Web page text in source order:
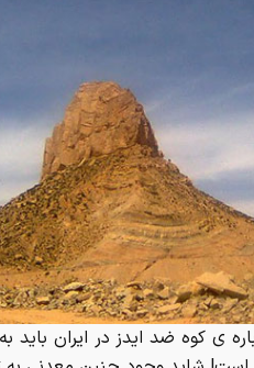
ی کوه ضد ایدز در ایران باید